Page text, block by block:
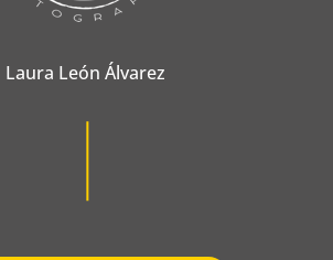
Laura León Álvarez